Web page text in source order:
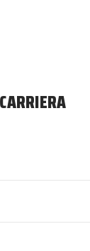
in Ligue 1